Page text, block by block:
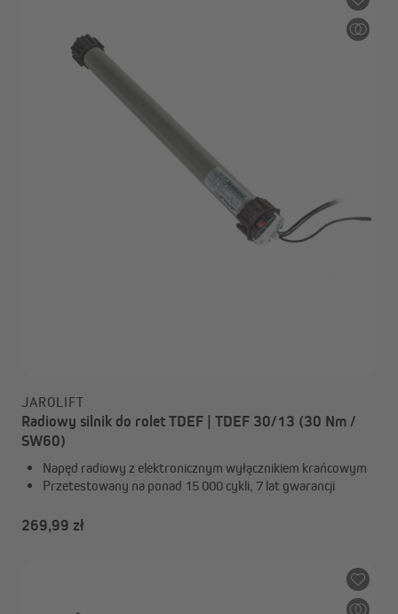
JAROLIFT
Radiowy silnik do rolet TDEF | TDEF 30/13 (30 Nm /
SW60)
Napęd radiowy z elektronicznym wyłącznikiem krańcowym
Przetestowany na ponad 15 000 cykli, 7 lat gwarancji
269,99 zł